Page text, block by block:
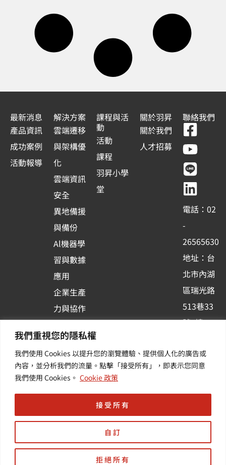
我們重視您的隱私權
我們使用 Cookies 以提升您的瀏覽體驗、提供個人化的廣告或
內容，並分析我們的流量。點擊「接受所有」，即表示您同意
我們使用 Cookies。 Cookie 政策
自訂
拒絕所有
接受所有
最新消息
產品資訊
成功案例
活動報導
解決方案
雲端遷移
與架構優
化
雲端資訊
安全
異地備援
與備份
Al機器學
習與數據
應用
企業生產
力與協作
台應用
其他／加
值服務
課程與活
動
活動
課程
羽昇小學
堂
關於羽昇
關於我們
人才招募
聯絡我們
F
a
c
e
b
o
o
k
-
s
q
u
a
r
Y
o
u
t
u
b
e
L
i
n
e
L
i
n
k
e
d
i
n
電話：02
-
26565630
地址：台
北市內湖
區瑞光路
513巷33
號6樓
新訊 | 提
供您最新